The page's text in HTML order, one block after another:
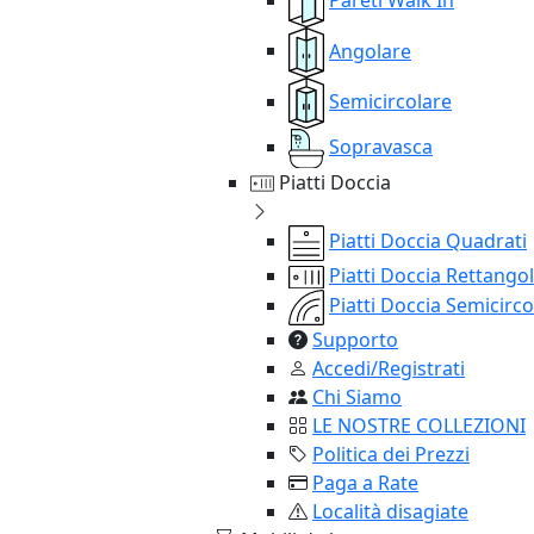
Angolare
Semicircolare
Sopravasca
Piatti Doccia
Piatti Doccia Quadrati
Piatti Doccia
Piatti Doccia
Supporto
Accedi/Registrati
Chi Siamo
LE NOSTRE COLLEZIONI
Politica dei Prezzi
Paga a Rate
Località disagiate